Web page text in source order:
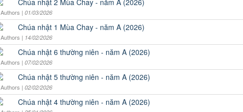
Authors | 01/03/2026
Chúa nhật 1 Mùa Chay - năm A (2026)
Authors | 14/02/2026
Chúa nhật 6 thường niên - năm A (2026)
Authors | 07/02/2026
Chúa nhật 5 thường niên - năm A (2026)
Authors | 02/02/2026
Chúa nhật 4 thường niên - năm A (2026)